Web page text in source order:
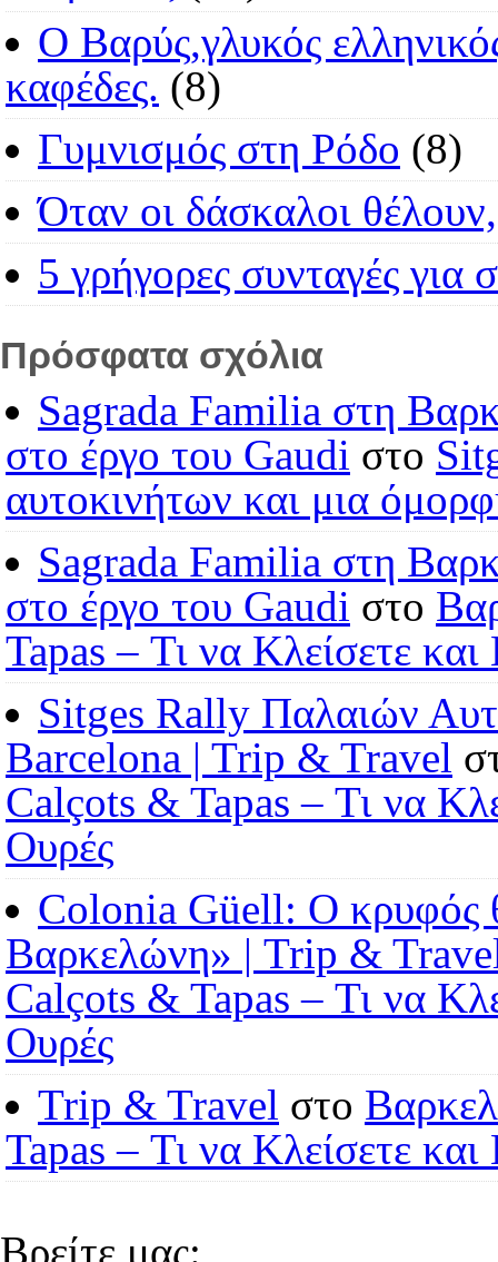
O Βαρύς,γλυκός
καφέδες. (8)
Γυμνισμός στη Ρόδο (8)
Όταν οι δάσκαλοι
5 γρήγορες συνταγές για
Πρόσφατα σχόλια
Sagrada Familia στη
στο έργο του Gaudi στο
αυτοκινήτων και μια
Sagrada Familia στη
στο έργο του Gaudi στο
Tapas – Τι να Κλείσετε
Sitges Rally Παλαιών
Barcelona | Trip & Travel
Calçots & Tapas – Τι να
Ουρές
Colonia Güell: Ο κρυφός
Βαρκελώνη» | Trip &
Calçots & Tapas – Τι να
Ουρές
Trip & Travel στο
Tapas – Τι να Κλείσετε
Βρείτε μας: